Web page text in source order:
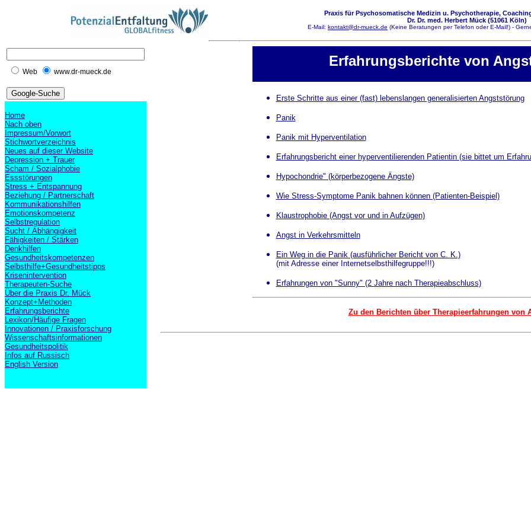
Praxis für Psychosomatische Medizin u. Psychotherapie,
Dr. Dr. med. Herbert Mück (51061 Köln)
E-Mail: kontakt@dr-mueck.de (Keine Beratungen per Telefon oder E-Mail!) -
Web www.dr-mueck.de
Home
Nach oben
Impressum/Vorwort
Stichwortverzeichnis
Neues auf dieser Website
Depression + Trauer
Scham / Sozialphobie
Essstörungen
Stress + Entspannung
Beziehung / Partnerschaft
Kommunikationshilfen
Emotionskompetenz
Selbstregulation
Sucht / Abhängigkeit
Fähigkeiten / Stärken
Denkhilfen
Gesundheitskompetenzen
Selbsthilfe+Gesundheitstipps
Krisenintervention
Therapeuten-Suche
Über die Praxis Dr. Mück
Konzept+Methoden
Erfahrungsberichte
Lexikon/Häufige Fragen
Innovationen / Praxisforschung
Wissenschaftsinformationen
Gesundheitspolitik
Infos auf Russisch
English Version
Erfahrungsberichte von
Erste Schritte aus einer (fast) lebenslangen generalisierten Angststörung
Panik
Panik mit Hyperventilation
Erfahrungsbericht einer hyperventilierenden Patientin (sie bittet um
Hypochondrie" (körperbezogene Ängste)
Wie Stress-Symptome Panik bahnen können (Patienten-Beispiel)
Klaustrophobie (Angst vor und in Aufzügen)
Angst in Verkehrsmitteln
Ein Weg in die Panik (ausführlicher Bericht von C. K.)
(mit Adresse einer Internetselbsthilfegruppe!!!)
Erfahrungen von "Sunny" (2 Jahre nach Therapieabschluss)
Zu den Berichten über Therapieerfahrungen von